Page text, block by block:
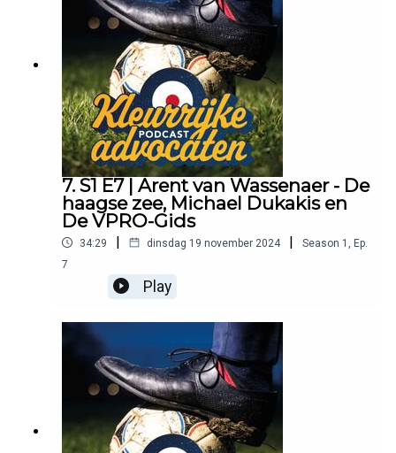
7. S1 E7 | Arent van Wassenaer - De
haagse zee, Michael Dukakis en
De VPRO-Gids
34:29 | dinsdag 19 november 2024 | Season 1 , Ep.
7
Play